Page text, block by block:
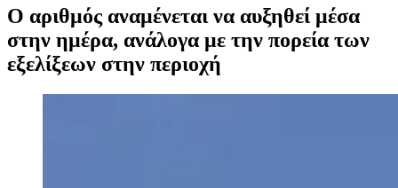
Ο αριθμός αναμένεται να αυξηθεί μέσα
στην ημέρα, ανάλογα με την πορεία των
εξελίξεων στην περιοχή